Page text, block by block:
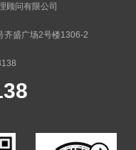
顾问有限公司
齐盛广场2号楼1306-2